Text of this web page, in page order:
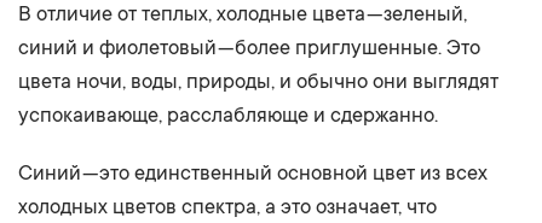
В отличие от теплых, холодные цвета — зеленый,
синий и фиолетовый — более приглушенные. Это
цвета ночи, воды, природы, и обычно они выглядят
успокаивающе, расслабляюще и сдержанно.
Синий — это единственный основной цвет из всех
холодных цветов спектра, а это означает, что